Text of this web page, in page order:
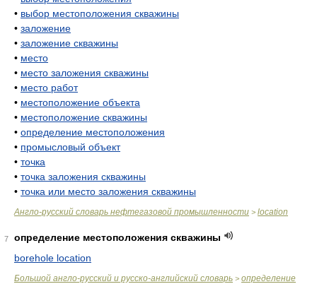
• выбор местоположения скважины
• заложение
• заложение скважины
• место
• место заложения скважины
• место работ
• местоположение объекта
• местоположение скважины
• определение местоположения
• промысловый объект
• точка
• точка заложения скважины
• точка или место заложения скважины
Англо-русский словарь нефтегазовой промышленности > location
7
определение местоположения скважины
borehole location
Большой англо-русский и русско-английский словарь > определение